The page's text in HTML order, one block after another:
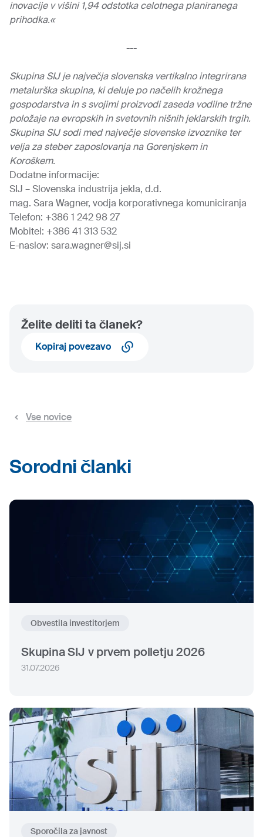
inovacije v višini 1,94 odstotka celotnega planiranega
prihodka.«
---
Skupina SIJ je največja slovenska vertikalno integrirana
metalurška skupina, ki deluje po načelih krožnega
gospodarstva in s svojimi proizvodi zaseda vodilne tržne
položaje na evropskih in svetovnih nišnih jeklarskih trgih.
Skupina SIJ sodi med največje slovenske izvoznike ter
velja za steber zaposlovanja na Gorenjskem in
Koroškem.
Dodatne informacije:
SIJ – Slovenska industrija jekla, d.d.
mag. Sara Wagner, vodja korporativnega komuniciranja
Telefon: +386 1 242 98 27
Mobitel: +386 41 313 532
E-naslov: sara.wagner@sij.si
Želite deliti ta članek?
Kopiraj povezavo
Vse novice
Sorodni članki
Obvestila investitorjem
Skupina SIJ v prvem polletju 2026
31.07.2026
Sporočila za javnost